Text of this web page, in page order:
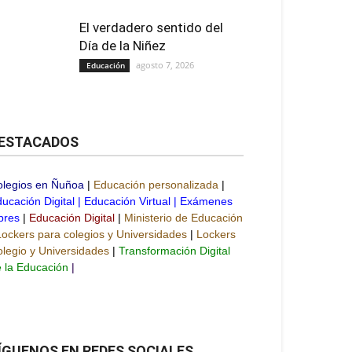
El verdadero sentido del
Día de la Niñez
Educación agosto 7, 2026
en Ñuñoa | Educación personalizada |
Digital | Educación Virtual | Exámenes
| Educación Digital | Ministerio de Educación
para colegios y Universidades | Lockers
y Universidades | Transformación Digital
la Educación |